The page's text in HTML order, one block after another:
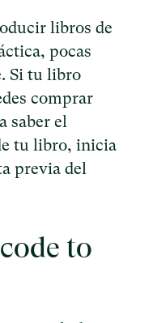
libros de
pocas
Si tu libro
comprar
saber el
tu libro, inicia
previa del
to